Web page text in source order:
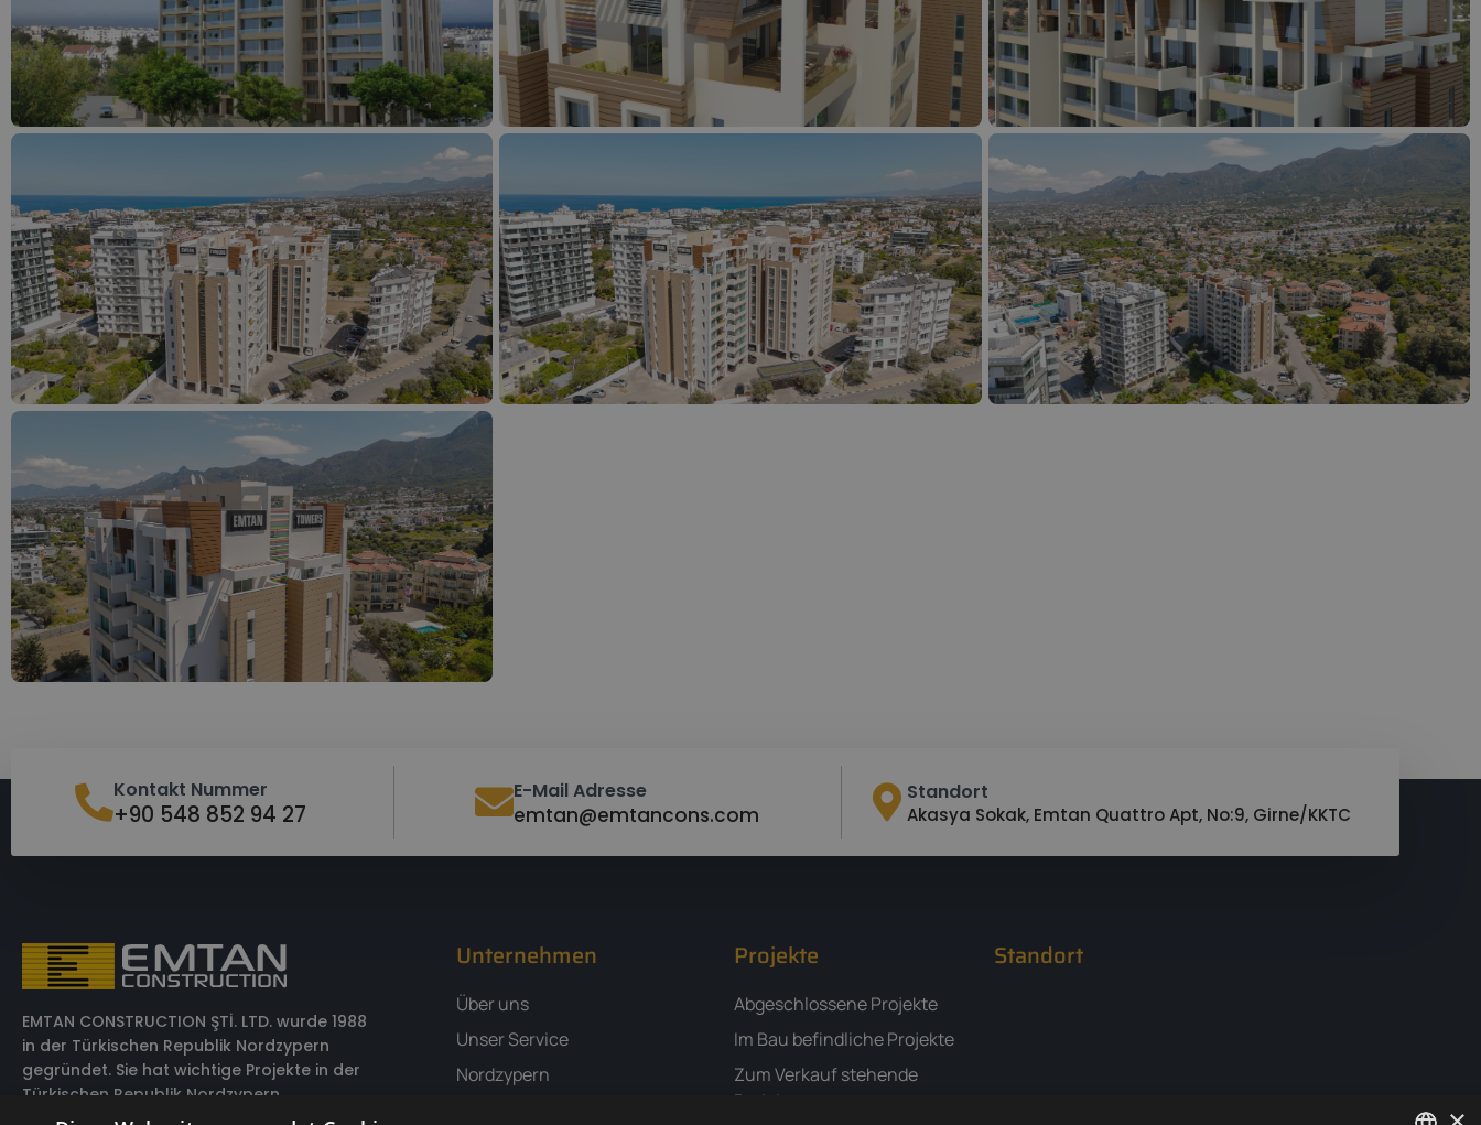
Kontakt Nummer
+90 548 852 94 27
E-Mail Adresse
emtan@emtancons.com
Standort
Akasya Sokak, Emtan Quattro Apt, No:9, Girne/KKTC
EMTAN CONSTRUCTION ŞTİ. LTD. wurde 1988
in der Türkischen Republik Nordzypern
gegründet. Sie hat wichtige Projekte in der
Türkischen Republik Nordzypern
unterzeichnet und erfolgreich und
Unternehmen
Über uns
Unser Service
Nordzypern
Projekte
Abgeschlossene Projekte
Im Bau befindliche Projekte
Zum Verkauf stehende
Projekte
Standort